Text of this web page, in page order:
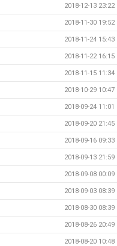
2018-12-13 23:22
2018-11-30 19:52
2018-11-24 15:43
2018-11-22 16:15
2018-11-15 11:34
2018-10-29 10:47
2018-09-24 11:01
2018-09-20 21:45
2018-09-16 09:33
2018-09-13 21:59
2018-09-08 00:09
2018-09-03 08:39
2018-08-30 08:39
2018-08-26 20:49
2018-08-20 10:48